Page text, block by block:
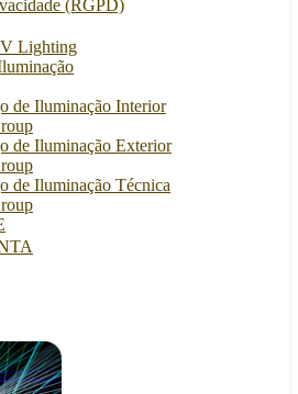
(RGPD)
Lighting
de Iluminação Interior
de Iluminação Exterior
de Iluminação Técnica